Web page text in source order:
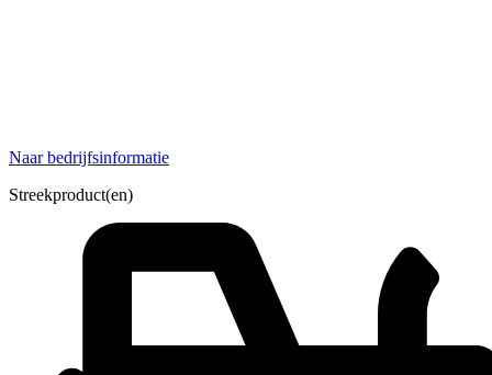
Naar bedrijfsinformatie
Streekproduct(en)